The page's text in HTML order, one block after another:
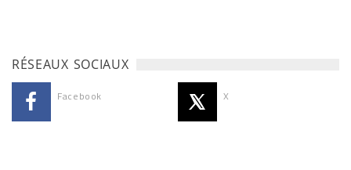
RÉSEAUX SOCIAUX
Facebook X